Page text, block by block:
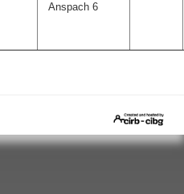
Anspach 6